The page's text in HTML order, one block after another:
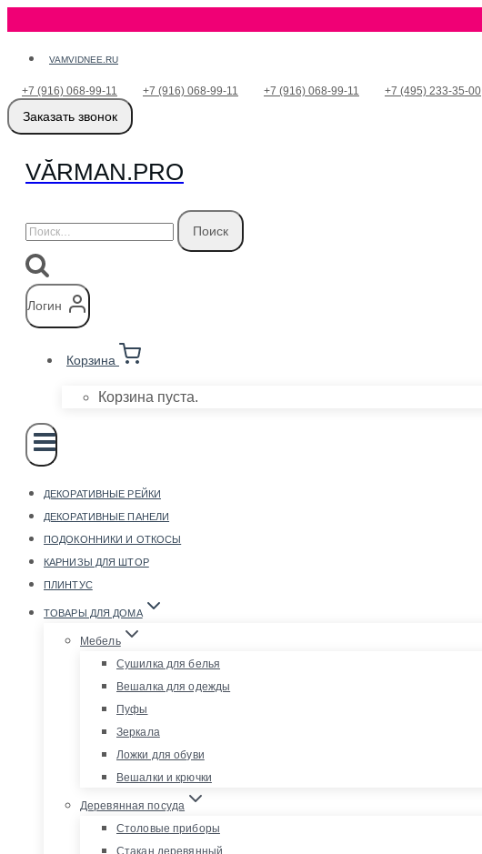
Перейти
содержимому
VAMVIDNEE.RU
+7 (916) 068-99-11 +7 (916) 068-99-11 +7 (916) 068-99-11 +7 (495) 233-35-00
Заказать звонок
VӐRMAN.PRO
Найти:
Логин
Корзина
Корзина пуста.
ДЕКОРАТИВНЫЕ РЕЙКИ
ДЕКОРАТИВНЫЕ ПАНЕЛИ
ПОДОКОННИКИ И ОТКОСЫ
КАРНИЗЫ ДЛЯ ШТОР
ПЛИНТУС
ТОВАРЫ ДЛЯ ДОМА
Мебель
Сушилка для белья
Вешалка для одежды
Пуфы
Зеркала
Ложки для обуви
Вешалки и крючки
Деревянная посуда
Столовые приборы
Стакан деревянный